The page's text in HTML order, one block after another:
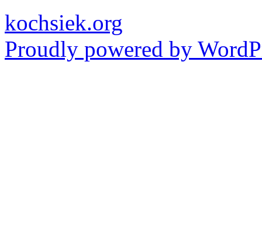
kochsiek.org
Proudly powered by